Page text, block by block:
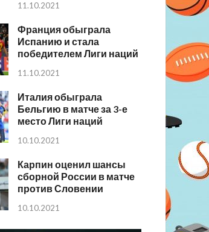
11.10.2021
Франция обыграла
Испанию и стала
победителем Лиги наций
11.10.2021
Италия обыграла
Бельгию в матче за 3-е
место Лиги наций
10.10.2021
Карпин оценил шансы
сборной России в матче
против Словении
10.10.2021